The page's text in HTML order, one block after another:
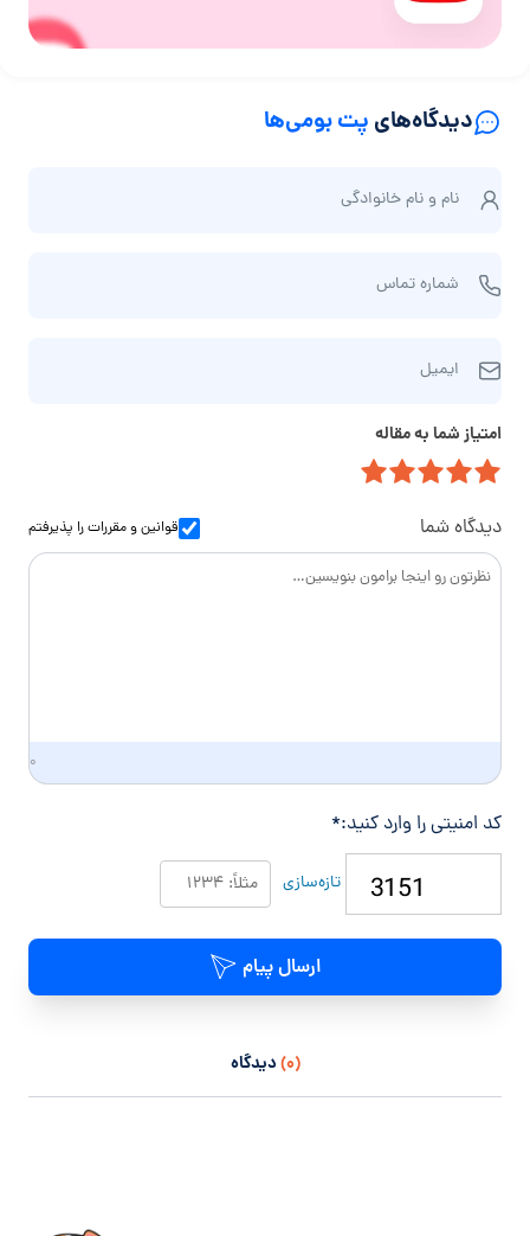
دیدگاه‌های پت بومی‌ها
و
م‌
ا
ن
ا
د
گ
نام و نام‌ خانوادگی
م
ر
ا
شماره تماس
ی
ی
ل
ایمیل
امتیاز شما به مقاله
دیدگاه شما قوانین و مقرراترا پذیرفتم
۰
کد امنیتی را وارد کنید:*
تازه‌سازی
ارسال پیام
(۰) دیدگاه